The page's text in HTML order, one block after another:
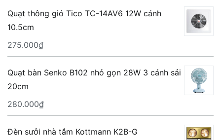
Quạt thông gió Tico TC-14AV6 12W cánh
10.5cm
275.000₫
Quạt bàn Senko B102 nhỏ gọn 28W 3 cánh sải
20cm
280.000₫
Đèn sưởi nhà tắm Kottmann K2B-G